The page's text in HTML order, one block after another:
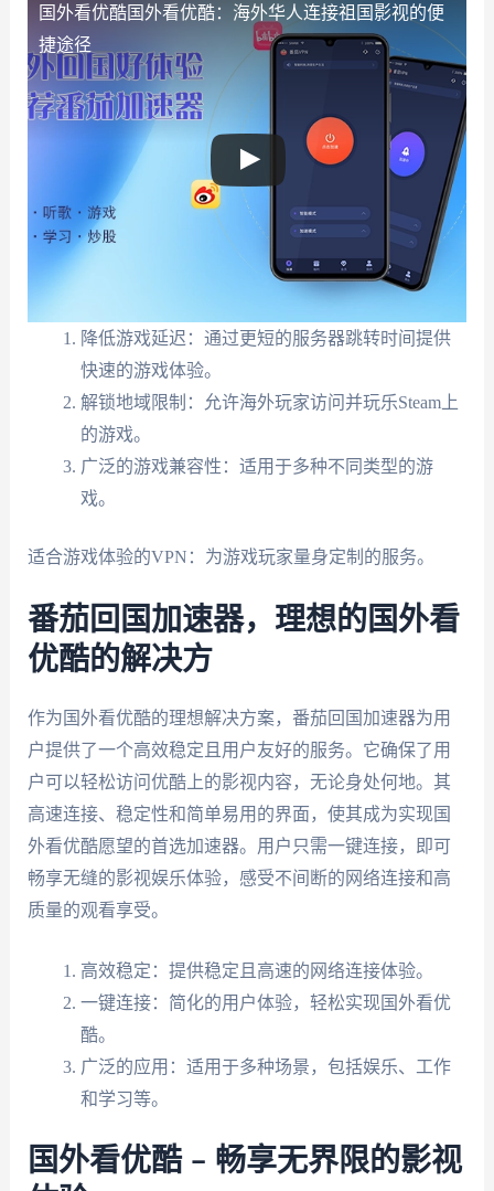
国外看优酷国外看优酷：海外华人连接祖国影视的便
捷途径
降低游戏延迟：通过更短的服务器跳转时间提供
快速的游戏体验。
解锁地域限制：允许海外玩家访问并玩乐Steam上
的游戏。
广泛的游戏兼容性：适用于多种不同类型的游
戏。
适合游戏体验的VPN：为游戏玩家量身定制的服务。
番茄回国加速器，理想的国外看
优酷的解决方
作为国外看优酷的理想解决方案，番茄回国加速器为用
户提供了一个高效稳定且用户友好的服务。它确保了用
户可以轻松访问优酷上的影视内容，无论身处何地。其
高速连接、稳定性和简单易用的界面，使其成为实现国
外看优酷愿望的首选加速器。用户只需一键连接，即可
畅享无缝的影视娱乐体验，感受不间断的网络连接和高
质量的观看享受。
高效稳定：提供稳定且高速的网络连接体验。
一键连接：简化的用户体验，轻松实现国外看优
酷。
广泛的应用：适用于多种场景，包括娱乐、工作
和学习等。
国外看优酷 – 畅享无界限的影视